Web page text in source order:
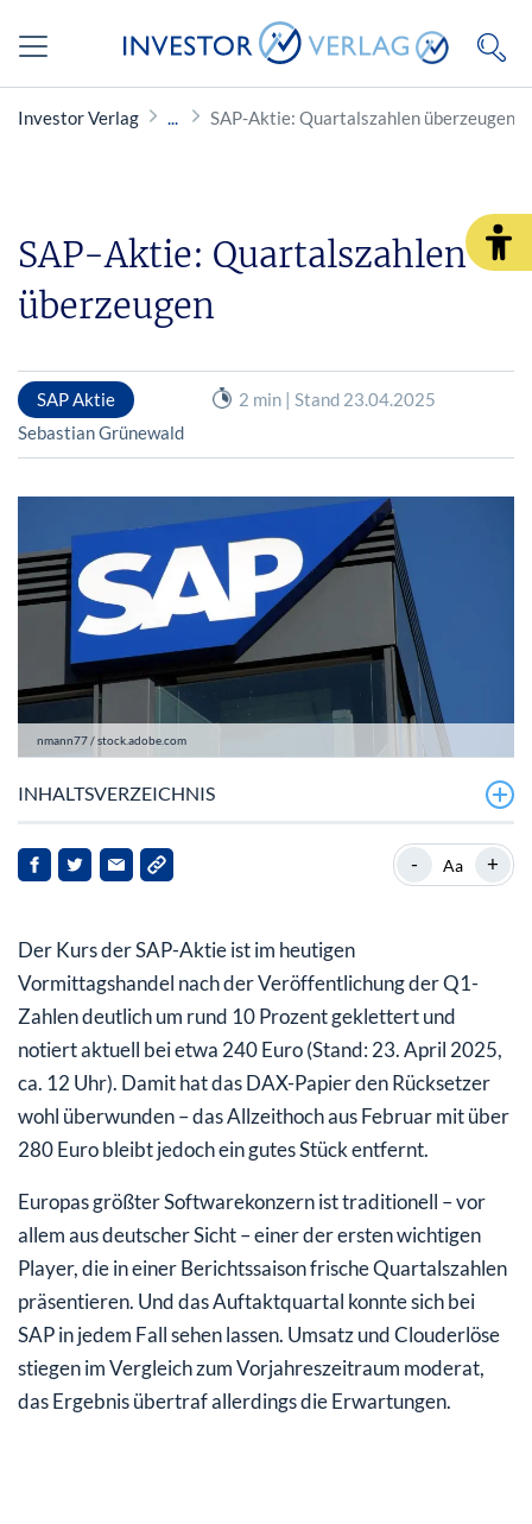
Investor Verlag SAP-Aktie: Quartalszahlen überzeugen
SAP-Aktie: Quartalszahlen
überzeugen
SAP Aktie
2 min | Stand 23.04.2025
Sebastian Grünewald
nmann77 / stock.adobe.com
INHALTSVERZEICHNIS
SAP mit deutlich mehr Gewinn in Q1
- Aa +
Der Kurs der SAP-Aktie ist im heutigen
Vormittagshandel nach der Veröffentlichung der Q1-
Zahlen deutlich um rund 10 Prozent geklettert und
notiert aktuell bei etwa 240 Euro (Stand: 23. April 2025,
ca. 12 Uhr). Damit hat das DAX-Papier den Rücksetzer
wohl überwunden – das Allzeithoch aus Februar mit über
280 Euro bleibt jedoch ein gutes Stück entfernt.
Europas größter Softwarekonzern ist traditionell – vor
allem aus deutscher Sicht – einer der ersten wichtigen
Player, die in einer Berichtssaison frische Quartalszahlen
präsentieren. Und das Auftaktquartal konnte sich bei
SAP in jedem Fall sehen lassen. Umsatz und Clouderlöse
stiegen im Vergleich zum Vorjahreszeitraum moderat,
das Ergebnis übertraf allerdings die Erwartungen.